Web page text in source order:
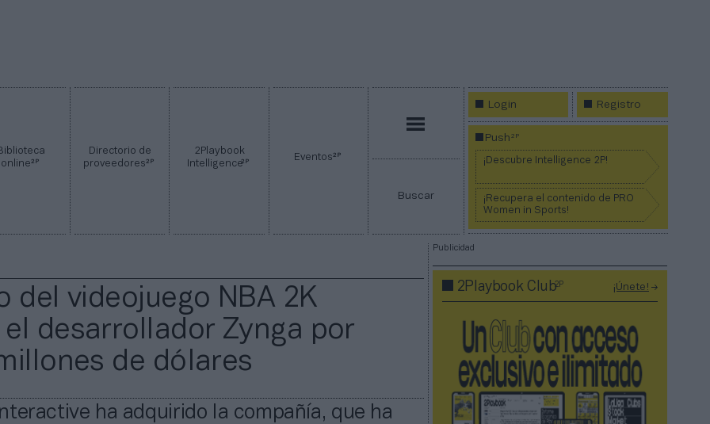
online2P
Directorio de
proveedores2P
2Playbook
Intelligence2P Eventos2P
Buscar
Login Registro
Push2P
¡Descubre Intelligence 2P!
¡Recupera el contenido de PRO
Women in Sports!
del videojuego NBA 2K
desarrollador Zynga por
de dólares
ha adquirido la compañía, que ha
Publicidad
2Playbook Club2P ¡Únete!